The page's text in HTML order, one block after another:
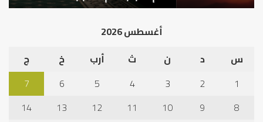
أغسطس 2026
س
د ن ث أرب خ
ج
1
2
3
4
5
6
7
8
9
10
11
12
13
14